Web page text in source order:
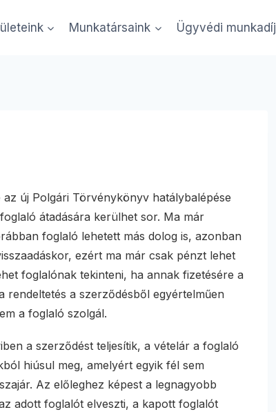
Ügyvédi Iroda Budapest
Munkatársaink Ügyvédi munkadíj
új Polgári Törvénykönyv hatálybalépése
átadására kerülhet sor. Ma már
foglaló lehetett más dolog is, azonban
ezért ma már csak pénzt lehet
foglalónak tekinteni, ha annak fizetésére a
rendeltetés a szerződésből egyértelműen
a foglaló szolgál.
a szerződést teljesítik, a vételár a foglaló
hiúsul meg, amelyért egyik fél sem
Az előleghez képest a legnagyobb
adott foglalót elveszti, a kapott foglalót